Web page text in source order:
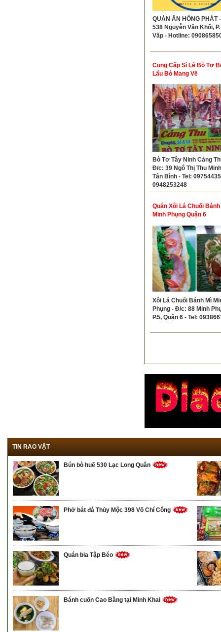
QUÁN ĂN HỒNG PHÁT
538 Nguyễn Văn Khối, P.
Vấp - Hotline:
Cung Cấp Sỉ Lẻ Bò Tơ
Lẩu Bò Mang Về
Bò Tơ Tây Ninh Cảng
Đ/c: 39 Ngô Thị Thu
Tân Bình - Tel:
0948253248
Quán Xôi Lá Chuối Bánh
Minh Phụng Quận 6
Xôi Lá Chuối Bánh Mì
Phụng - Đ/c: 88 Minh
P.5, Quận 6 - Tel:
TIN RAO VẶT
Bún bò huế 530 Lạc Long Quân
Phở bát đá Thủy Mộc 398 Võ Chí Công
Quán bia Tập Béo
Bánh cuốn Cao Bằng tại Minh Khai